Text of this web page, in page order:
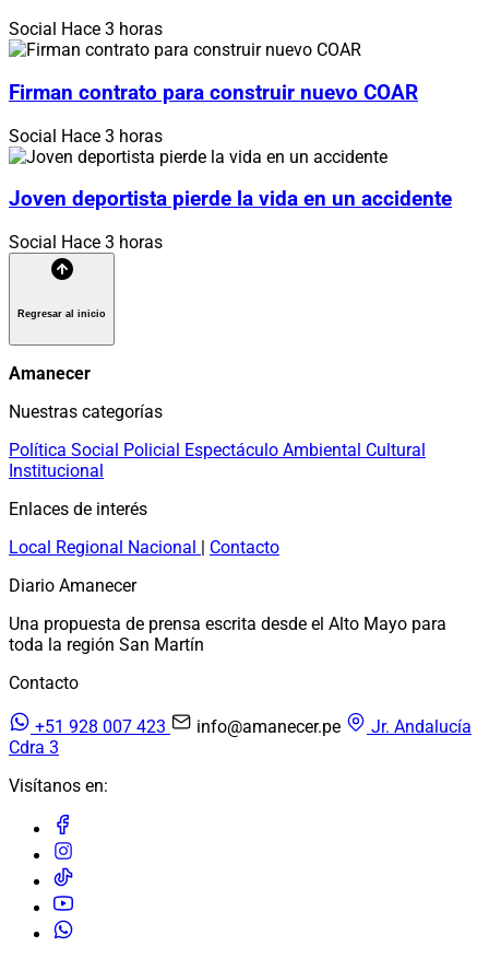
Social Hace 3 horas
Firman contrato para construir nuevo COAR
Social Hace 3 horas
Joven deportista pierde la vida en un accidente
Social Hace 3 horas
Regresar al inicio
Amanecer
Nuestras categorías
Política Social Policial Espectáculo Ambiental Cultural
Institucional
Enlaces de interés
Local Regional Nacional | Contacto
Diario Amanecer
Una propuesta de prensa escrita desde el Alto Mayo para
toda la región San Martín
Contacto
+51 928 007 423 info@amanecer.pe
Jr. Andalucía
Cdra 3
Visítanos en: